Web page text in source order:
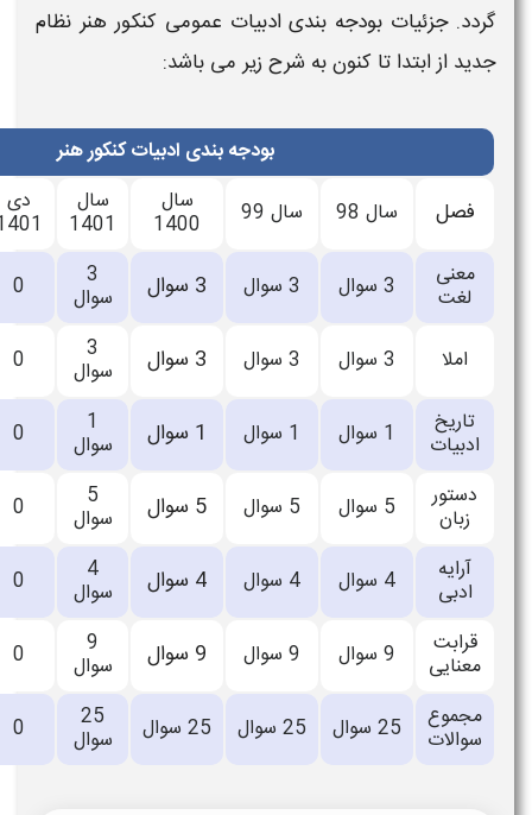
ادبیات عمومی کنکورهنرنظام
زیر می باشد:
سال
1400
سال
1401
دی
1401
سال
1403
تیر
1404
3 سوال سوال 0
0 اعلام
نشده
سوال 0
0 اعلام
نشده
1 سوال سوال 0
0 اعلام
نشده
5 سوال سوال 0
0 اعلام
نشده
سوال 0
0 اعلام
نشده
9 سوال سوال 0
0 اعلام
نشده
25 سوال سوال 0
0 اعلام
نشده